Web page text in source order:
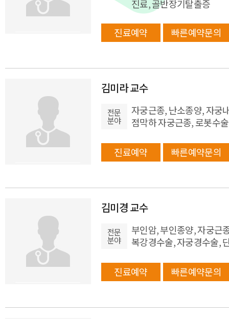
진료, 골반장기탈출증
진료예약 빠른예약문의
김미라 교수
전문
분야
자궁근종, 난소종양, 자궁
점막하 자궁근종, 로봇수술
진료예약 빠른예약문의
김미경 교수
전문
분야
부인암, 부인종양, 자궁근
복강경수술, 자궁경수술,
진료예약 빠른예약문의